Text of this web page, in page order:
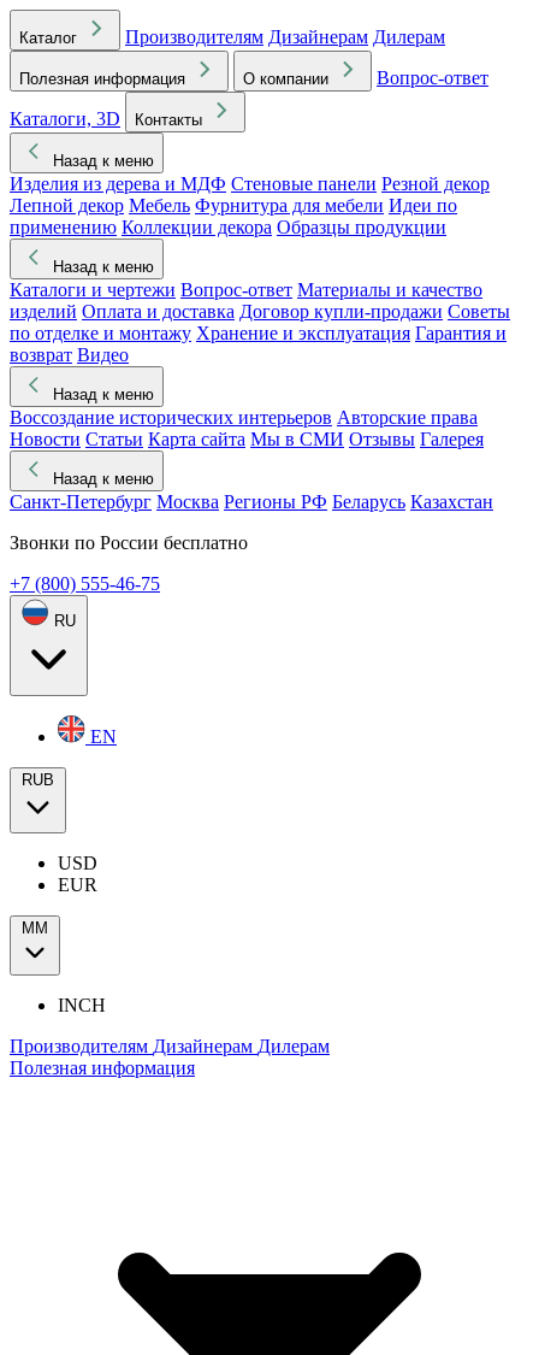
Каталог Производителям Дизайнерам Дилерам
Полезная информация О компании
Вопрос-ответ
Каталоги, 3D
Контакты
Назад к меню
Изделия из дерева и МДФ Стеновые панели Резной декор
Лепной декор Мебель Фурнитура для мебели Идеи по
применению Коллекции декора Образцы продукции
Назад к меню
Каталоги и чертежи Вопрос-ответ Материалы и качество
изделий Оплата и доставка Договор купли-продажи Советы
по отделке и монтажу Хранение и эксплуатация Гарантия и
возврат Видео
Назад к меню
Воссоздание исторических интерьеров Авторские права
Новости Статьи Карта сайта Мы в СМИ Отзывы Галерея
Назад к меню
Санкт-Петербург Москва Регионы РФ Беларусь Казахстан
Звонки по России бесплатно
+7 (800) 555-46-75
RU
EN
RUB
USD
EUR
ММ
INCH
Производителям Дизайнерам Дилерам
Полезная информация